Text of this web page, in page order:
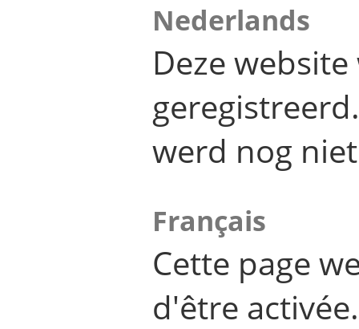
Nederlands
Deze
werd nog
Français
Cette page
d'être